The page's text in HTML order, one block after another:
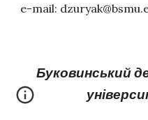
e-mail:
Буковинський